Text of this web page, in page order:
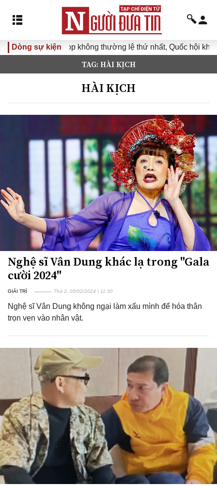
Dòng sự kiện
Kỳ họp không thường lệ thứ nhất, Quốc hội khóa XVI
TAG: HÀI KỊCH
HÀI KỊCH
Nghệ sĩ Vân Dung khác lạ trong "Gala
cười 2024"
GIẢI TRÍ Thứ 2, 05/02/2024 | 11:30
Nghệ sĩ Vân Dung không ngại làm xấu mình để hóa thân
trọn vẹn vào nhân vật.